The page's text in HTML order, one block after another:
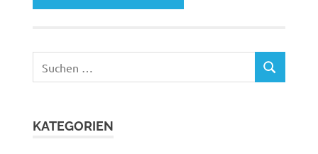
nach:
SUCHEN
KATEGORIEN